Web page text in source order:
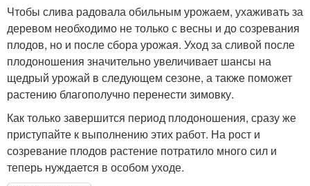
Чтобы слива радовала обильным урожаем, ухаживать за
деревом необходимо не только с весны и до созревания
плодов, но и после сбора урожая. Уход за сливой после
плодоношения значительно увеличивает шансы на
щедрый урожай в следующем сезоне, а также поможет
растению благополучно перенести зимовку.
Как только завершится период плодоношения, сразу же
приступайте к выполнению этих работ. На рост и
созревание плодов растение потратило много сил и
теперь нуждается в особом уходе.